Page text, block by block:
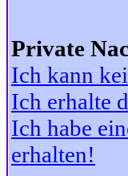
Private
Ich kann
Ich erhalte
Ich habe
erhalten!